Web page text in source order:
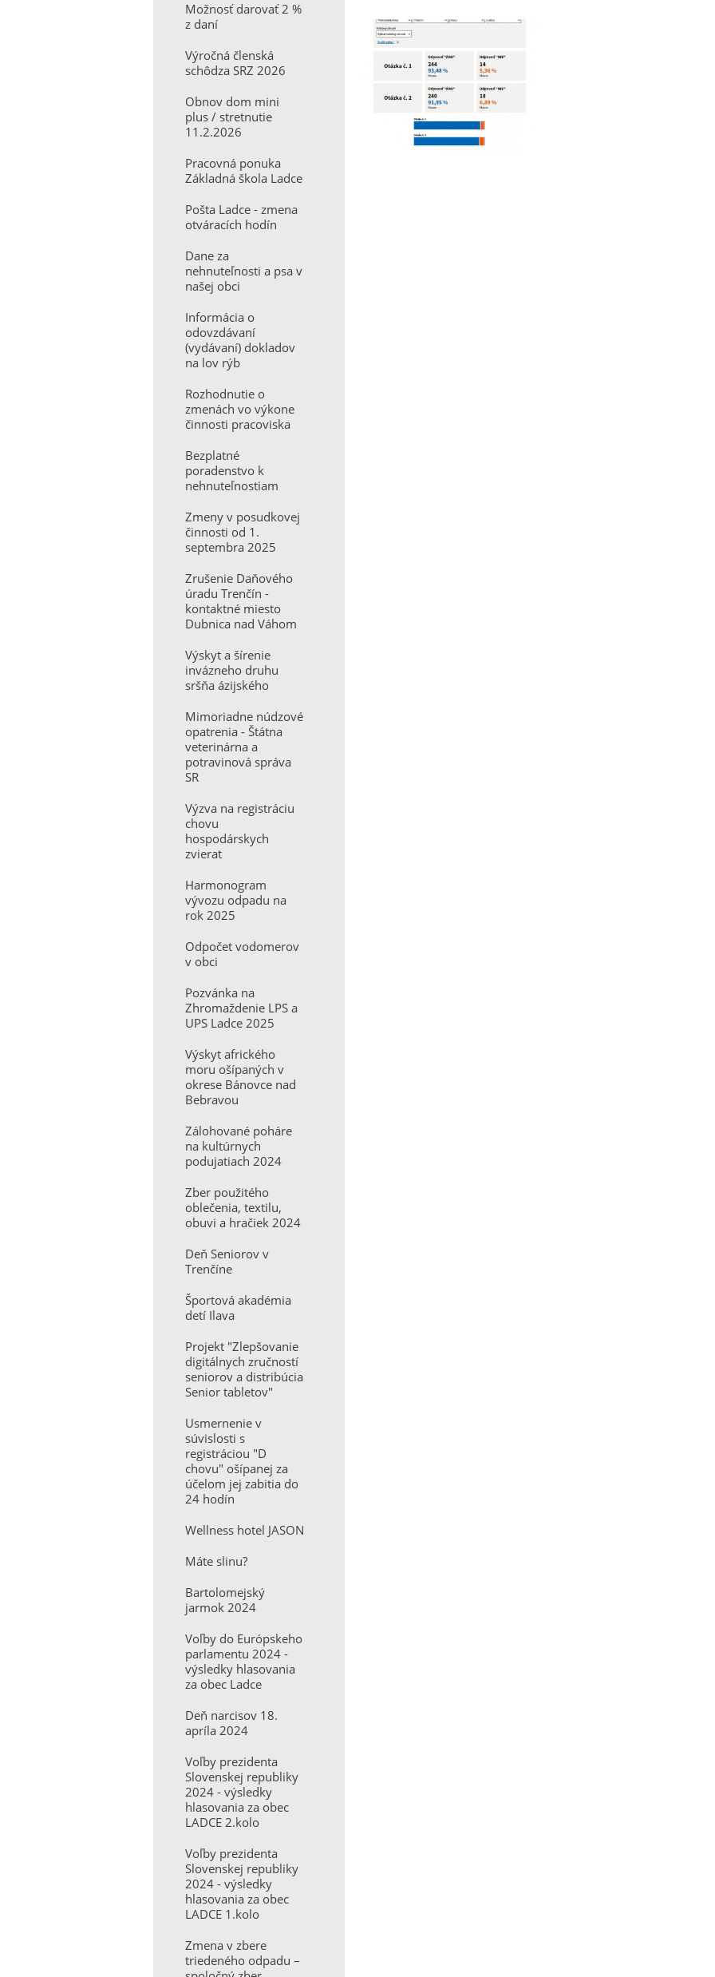
Možnosť darovať 2 %
z daní
Výročná členská
schôdza SRZ 2026
Obnov dom mini
plus / stretnutie
11.2.2026
Pracovná ponuka
Základná škola Ladce
Pošta Ladce - zmena
otváracích hodín
Dane za
nehnuteľnosti a psa v
našej obci
Informácia o
odovzdávaní
(vydávaní) dokladov
na lov rýb
Rozhodnutie o
zmenách vo výkone
činnosti pracoviska
Bezplatné
poradenstvo k
nehnuteľnostiam
Zmeny v posudkovej
činnosti od 1.
septembra 2025
Zrušenie Daňového
úradu Trenčín -
kontaktné miesto
Dubnica nad Váhom
Výskyt a šírenie
invázneho druhu
sršňa ázijského
Mimoriadne núdzové
opatrenia - Štátna
veterinárna a
potravinová správa
SR
Výzva na registráciu
chovu
hospodárskych
zvierat
Harmonogram
vývozu odpadu na
rok 2025
Odpočet vodomerov
v obci
Pozvánka na
Zhromaždenie LPS a
UPS Ladce 2025
Výskyt afrického
moru ošípaných v
okrese Bánovce nad
Bebravou
Zálohované poháre
na kultúrnych
podujatiach 2024
Zber použitého
oblečenia, textilu,
obuvi a hračiek 2024
Deň Seniorov v
Trenčíne
Športová akadémia
detí Ilava
Projekt "Zlepšovanie
digitálnych zručností
seniorov a distribúcia
Senior tabletov"
Usmernenie v
súvislosti s
registráciou "D
chovu" ošípanej za
účelom jej zabitia do
24 hodín
Wellness hotel JASON
Máte slinu?
Bartolomejský
jarmok 2024
Voľby do Európskeho
parlamentu 2024 -
výsledky hlasovania
za obec Ladce
Deň narcisov 18.
apríla 2024
Voľby prezidenta
Slovenskej republiky
2024 - výsledky
hlasovania za obec
LADCE 2.kolo
Voľby prezidenta
Slovenskej republiky
2024 - výsledky
hlasovania za obec
LADCE 1.kolo
Zmena v zbere
triedeného odpadu –